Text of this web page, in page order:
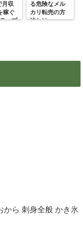
月収
稼ぐ
ップ
る危険なメル
カリ転売の方
法とは
から 刺身全般 かき氷